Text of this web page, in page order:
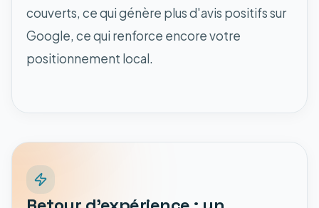
couverts, ce qui génère plus d'avis positifs sur
Google, ce qui renforce encore votre
positionnement local.